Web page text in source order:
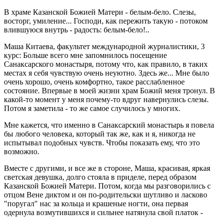
В храме Казанской Божией Матери - белым-бело. Слезы,
восторг, умиление... Господи, как пережить такую - потоком
влившуюся внутрь - радость: белым-бело!..
Маша Китаева, факультет международной журналистики, 3
курс: Больше всего мне запомнилось посещение
Санаксарского монастыря, потому что, как правило, в таких
местах я себя чувствую очень неуютно. Здесь же... Мне было
очень хорошо, очень комфортно, такое расслабленное
состояние. Впервые в моей жизни храм Божий меня тронул. В
какой-то момент у меня почему-то вдруг навернулись слезы.
Потом я заметила - то же самое случилось у многих.
Мне кажется, что именно в Санаксарский монастырь я повела
бы любого человека, который так же, как и я, никогда не
испытывал подобных чувств. Чтобы показать ему, что это
возможно.
Вместе с другими, и все же в стороне, Маша, красивая, яркая
светская девушка, долго стояла в приделе, перед образом
Казанской Божией Матери. Потом, когда мы разговорились с
отцом Вене диктом и он по-родительски шутливо и ласково
"поругал" нас за кольца и крашеные ногти, она первая
одернула возмутившихся и сильнее натянула свой платок -